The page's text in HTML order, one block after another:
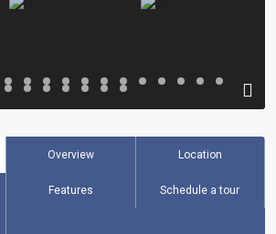
Overview Location
Features Schedule a tour